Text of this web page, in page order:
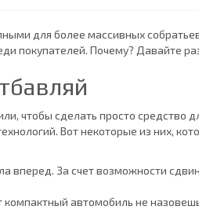
для более массивных
покупателей. Почему? Давайте
чтобы сделать просто средство
Вот некоторые из них,
вперед. За счет возможности
автомобиль не